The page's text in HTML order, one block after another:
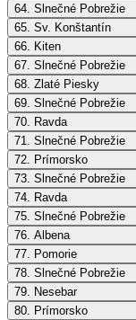
64. Slnečné Pobrežie
65. Sv. Konštantín
66. Kiten
67. Slnečné Pobrežie
68. Zlaté Piesky
69. Slnečné Pobrežie
70. Ravda
71. Slnečné Pobrežie
72. Prímorsko
73. Slnečné Pobrežie
74. Ravda
75. Slnečné Pobrežie
76. Albena
77. Pomorie
78. Slnečné Pobrežie
79. Nesebar
80. Prímorsko